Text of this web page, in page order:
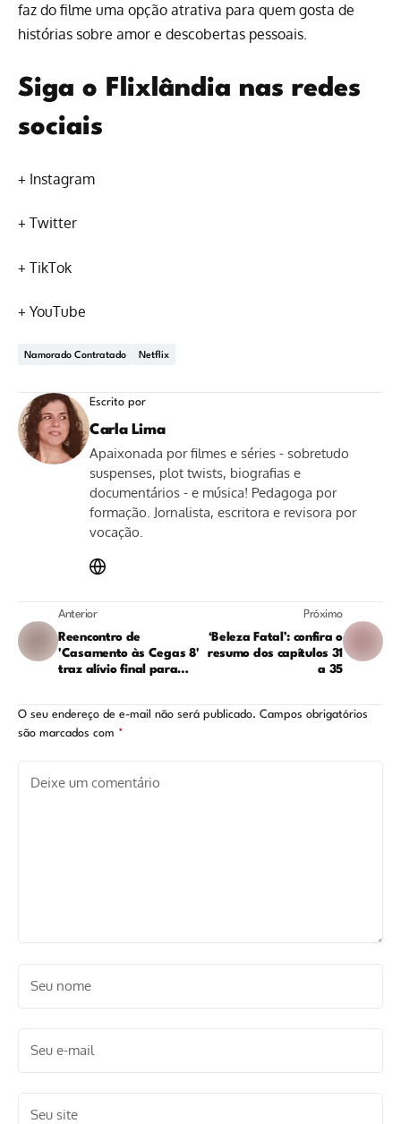
faz do filme uma opção atrativa para quem gosta de
histórias sobre amor e descobertas pessoais.
Siga o Flixlândia nas redes
sociais
+ Instagram
+ Twitter
+ TikTok
+ YouTube
Namorado Contratado Netflix
Escrito por
Carla Lima
Apaixonada por filmes e séries - sobretudo
suspenses, plot twists, biografias e
documentários - e música! Pedagoga por
formação. Jornalista, escritora e revisora por
vocação.
Anterior
Reencontro de
'Casamento às Cegas 8'
traz alívio final para
Próximo
‘Beleza Fatal’: confira o
resumo dos capítulos 31
a 35
O seu endereço de e-mail não será publicado. Campos obrigatórios
são marcados com *